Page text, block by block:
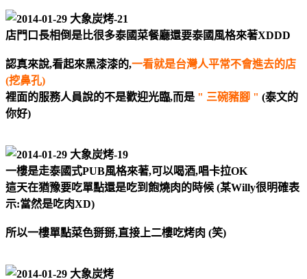
店門口長相倒是比很多泰國菜餐廳還要泰國風格來著XDDD
認真來說,看起來黑漆漆的,一看就是台灣人平常不會進去的店
(挖鼻孔)
裡面的服務人員說的不是歡迎光臨,而是 " 三碗豬腳 " (泰文的
你好)
一樓是走泰國式PUB風格來著,可以喝酒,唱卡拉OK
這天在猶豫要吃單點還是吃到飽燒肉的時候 (某Willy很明確表
示:當然是吃肉XD)
所以一樓單點菜色掰掰,直接上二樓吃烤肉 (笑)